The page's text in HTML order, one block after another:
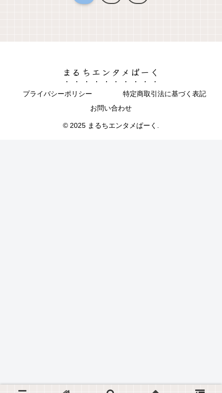
まるちエンタメぱーく
プライバシーポリシー
特定商取引法に基づく表記
お問い合わせ
© 2025 まるちエンタメぱーく.